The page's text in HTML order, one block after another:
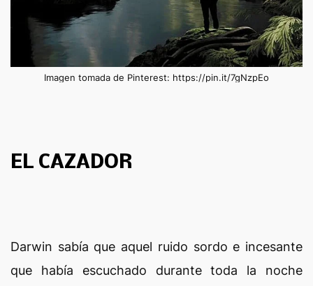
Imagen tomada de Pinterest: https://pin.it/7gNzpEo
EL CAZADOR
Darwin sabía que aquel ruido sordo e incesante
que había escuchado durante toda la noche